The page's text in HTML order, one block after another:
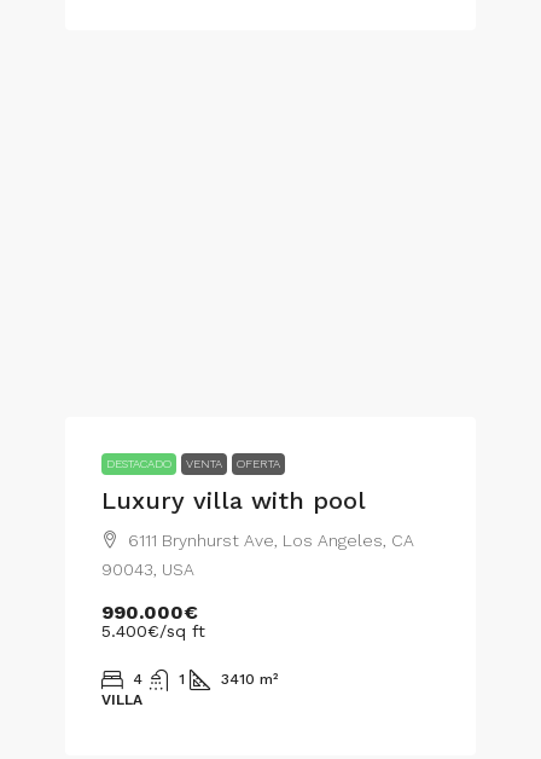
DESTACADO VENTA OFERTA
Luxury villa with pool
6111 Brynhurst Ave, Los Angeles, CA
90043, USA
990.000€
5.400€/sq ft
4 1 3410 m²
VILLA